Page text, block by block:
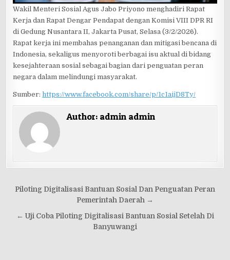
Wakil Menteri Sosial Agus Jabo Priyono menghadiri Rapat
Kerja dan Rapat Dengar Pendapat dengan Komisi VIII DPR RI
di Gedung Nusantara II, Jakarta Pusat, Selasa (3/2/2026).
Rapat kerja ini membahas penanganan dan mitigasi bencana di
Indonesia, sekaligus menyoroti berbagai isu aktual di bidang
kesejahteraan sosial sebagai bagian dari penguatan peran
negara dalam melindungi masyarakat.
Sumber:https://www.facebook.com/share/p/1c1aijD8Ty/
Author: admin admin
Post
Piloting Digitalisasi Bantuan Sosial Dan Penguatan Peran
Pemerintah Daerah →
← Uji Coba Piloting Digitalisasi Bantuan Sosial Setelah Di
Banyuwangi